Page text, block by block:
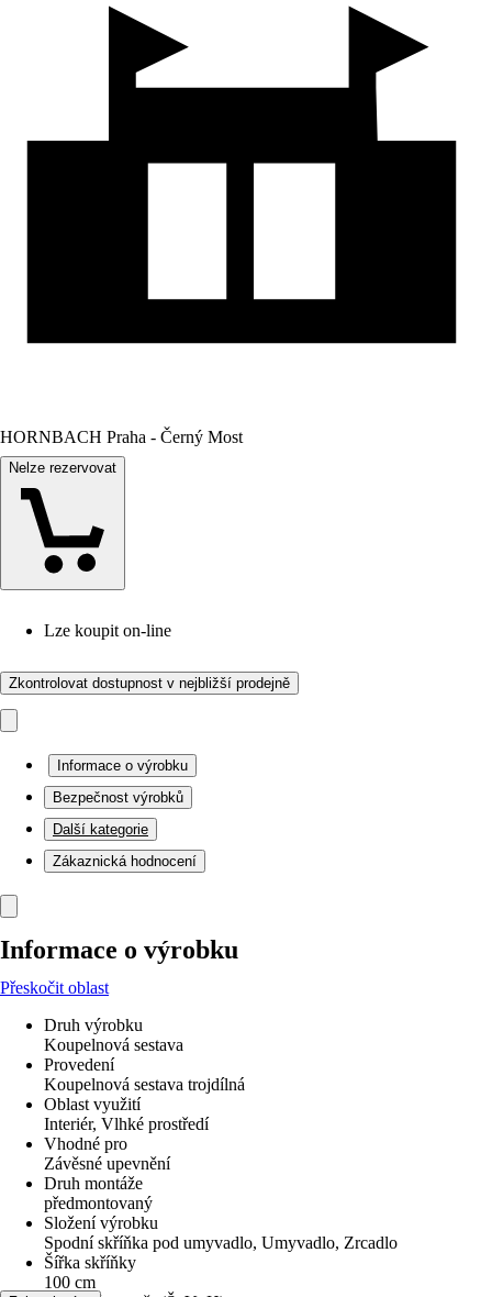
HORNBACH Praha - Černý Most
Nelze rezervovat
Lze koupit on-line
Zkontrolovat dostupnost v nejbližší prodejně
Informace o výrobku
Bezpečnost výrobků
Další kategorie
Zákaznická hodnocení
Informace o výrobku
Přeskočit oblast
Druh výrobku
Koupelnová sestava
Provedení
Koupelnová sestava trojdílná
Oblast využití
Interiér, Vlhké prostředí
Vhodné pro
Závěsné upevnění
Druh montáže
předmontovaný
Složení výrobku
Spodní skříňka pod umyvadlo, Umyvadlo, Zrcadlo
Šířka skříňky
100 cm